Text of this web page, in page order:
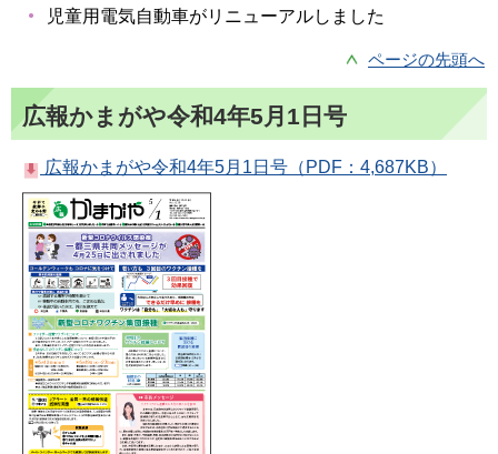
児童用電気自動車がリニューアルしました
ページの先頭へ
広報かまがや令和4年5月1日号
広報かまがや令和4年5月1日号（PDF：4,687KB）